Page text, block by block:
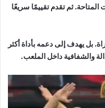
المتاحة. ثم تقدم تقييمًا سريعًا
بل يهدف إلى دعمه بأداة أكثر
والشفافية داخل الملعب.